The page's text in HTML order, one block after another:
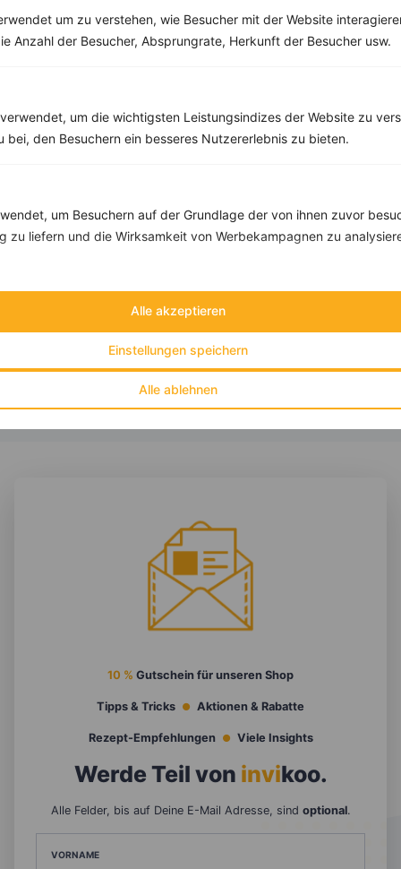
um zu verstehen, wie Besucher mit der Website
Anzahl der Besucher, Absprungrate, Herkunft der Besucher usw.
um die wichtigsten Leistungsindizes der Website zu
bei, den Besuchern ein besseres Nutzererlebnis zu bieten.
um Besuchern auf der Grundlage der von ihnen zuvor
zu liefern und die Wirksamkeit von Werbekampagnen zu
Alle ablehnen
Einstellungen speichern
Alle akzeptieren
‹ ›
Fett:17 g
Eiweiß:78 g
‹ ›
Eiweiß:21 g
Kohlehydrate:36 g
10 % Gutschein für unseren Shop
Tipps & Tricks Aktionen & Rabatte
Rezept-Empfehlungen Viele Insights
Werde Teil von invikoo.
Alle Felder, bis auf Deine E-Mail Adresse, sind optional.
VORNAME